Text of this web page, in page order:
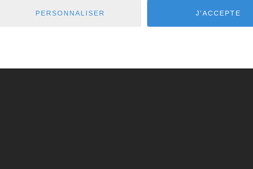
PERSONNALISER J'ACCEPTE